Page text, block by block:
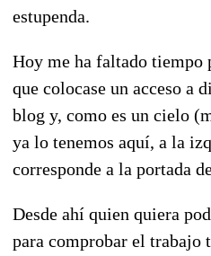
estupenda.
Hoy me ha faltado tiempo
que colocase un acceso a
blog y, como es un cielo
ya lo tenemos aquí, a la
corresponde a la portada
Desde ahí quien quiera
para comprobar el trabajo